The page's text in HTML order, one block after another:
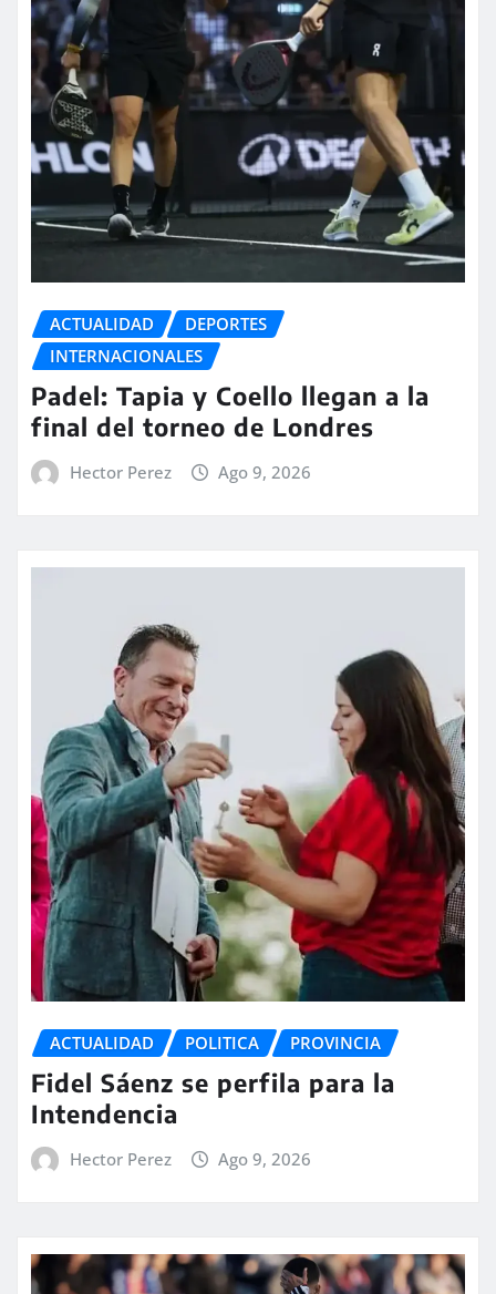
ACTUALIDAD
DEPORTES
INTERNACIONALES
Padel: Tapia y Coello llegan a la
final del torneo de Londres
Hector Perez Ago 9, 2026
ACTUALIDAD POLITICA PROVINCIA
Fidel Sáenz se perfila para la
Intendencia
Hector Perez Ago 9, 2026